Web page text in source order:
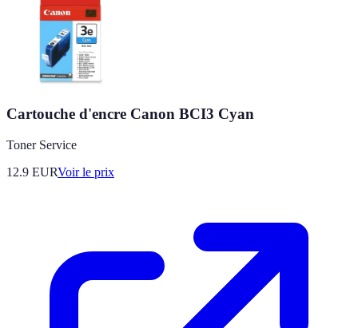
Cartouche d'encre Canon BCI3 Cyan
Toner Service
12.9 EURVoir le prix